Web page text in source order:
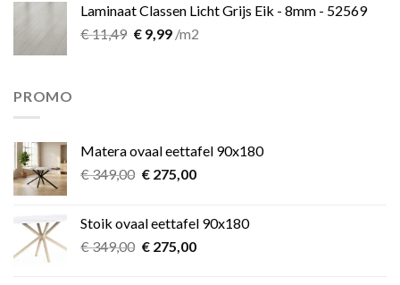
Laminaat Classen Licht Grijs Eik - 8mm - 52569
€11,49 Oorspronkelijke
€9,99Huidige
/m2
PROMO
Matera ovaal eettafel 90x180
€349,00 Oorspronkelijke
€ 349,00.
€275,00Huidige
€ 275,00.
Stoik ovaal eettafel 90x180
€349,00 Oorspronkelijke
€275,00Huidige